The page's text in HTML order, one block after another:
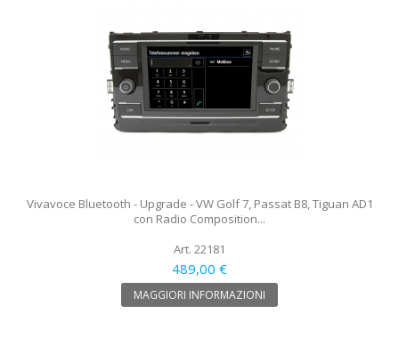
Vivavoce Bluetooth - Upgrade - VW Golf 7, Passat B8, Tiguan AD1
con Radio Composition...
Art. 22181
489,00 €
MAGGIORI INFORMAZIONI